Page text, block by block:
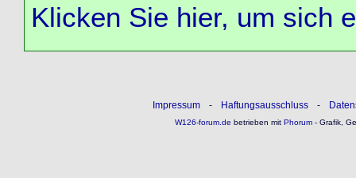
Klicken Sie hier, um sich
Impressum - Haftungsausschluss -
W126-forum.de betrieben mitPhorum- Grafik,